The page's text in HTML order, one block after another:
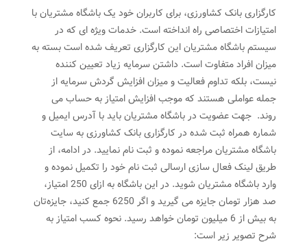
کارگزاری بانک کشاورزی، برای کاربران خود یک باشگاه مشتریان با
امتیازات اختصاصی راه انداخته است. خدمات ویژه ای که در
سیستم باشگاه مشتریان این کارگزاری تعریف شده است بسته به
میزان افراد متفاوت است. داشتن سرمایه زیاد تعیین کننده
نیست، بلکه تداوم فعالیت و میزان افزایش گردش سرمایه از
جمله عواملی هستند که موجب افزایش امتیاز به حساب می
روند. جهت عضویت در باشگاه مشتریان باید با آدرس ایمیل و
شماره همراه ثبت شده در کارگزاری بانک کشاورزی به سایت
باشگاه مشتریان مراجعه نموده و ثبت نام نمایید. در ادامه، از
طریق لینک فعال سازی ارسالی ثبت نام خود را تکمیل نموده و
وارد باشگاه مشتریان شوید. در این باشگاه به ازای 250 امتیاز،
صد هزار تومان جایزه می گیرید و اگر 6250 جمع کنید، جایزه‌تان
به بیش از 6 میلیون تومان خواهد رسید. نحوه کسب امتیاز به
شرح تصویر زیر است: